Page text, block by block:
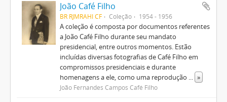
João Café Filho
BR RJMRAHI CF Coleção 1954 - 1956
A coleção é composta por documentos referentes
a João Café Filho durante seu mandato
presidencial, entre outros momentos. Estão
incluídas diversas fotografias de Café Filho em
compromissos presidenciais e durante
homenagens a ele, como uma reprodução ... »
João Fernandes Campos Café Filho